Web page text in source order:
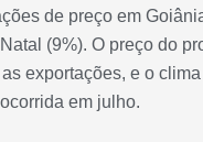
de preço em
(9%). O preço do
exportações, e o
em julho.